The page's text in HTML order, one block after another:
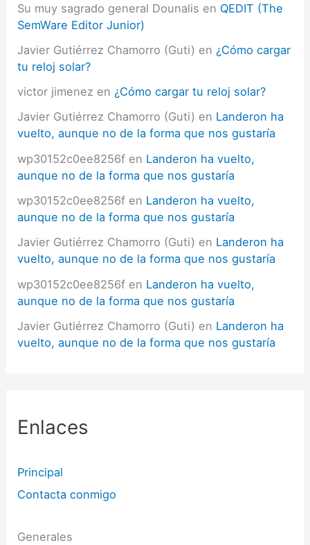
Su muy sagrado general Dounalis en QEDIT (The
SemWare Editor Junior)
Javier Gutiérrez Chamorro (Guti) en ¿Cómo cargar
tu reloj solar?
victor jimenez en ¿Cómo cargar tu reloj solar?
Javier Gutiérrez Chamorro (Guti) en Landeron ha
vuelto, aunque no de la forma que nos gustaría
wp30152c0ee8256f en Landeron ha vuelto,
aunque no de la forma que nos gustaría
wp30152c0ee8256f en Landeron ha vuelto,
aunque no de la forma que nos gustaría
Javier Gutiérrez Chamorro (Guti) en Landeron ha
vuelto, aunque no de la forma que nos gustaría
wp30152c0ee8256f en Landeron ha vuelto,
aunque no de la forma que nos gustaría
Javier Gutiérrez Chamorro (Guti) en Landeron ha
vuelto, aunque no de la forma que nos gustaría
Enlaces
Principal
Contacta conmigo
Generales